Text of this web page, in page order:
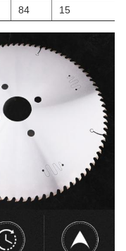
84 15